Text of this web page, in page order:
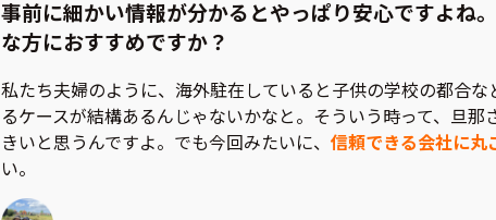
事前に細かい情報が分かるとやっぱり安心ですよね
な方におすすめですか？
私たち夫婦のように、海外駐在していると子供の学校の都合
るケースが結構あるんじゃないかなと。そういう時って、旦
きいと思うんですよ。でも今回みたいに、 信頼できる会社に丸
い。